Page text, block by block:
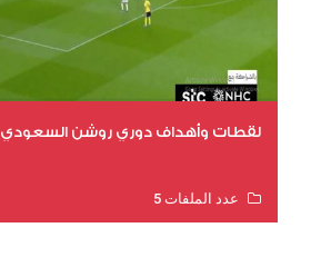
لقطات وأهداف دوري روشن السعودي
عدد الملفات 5